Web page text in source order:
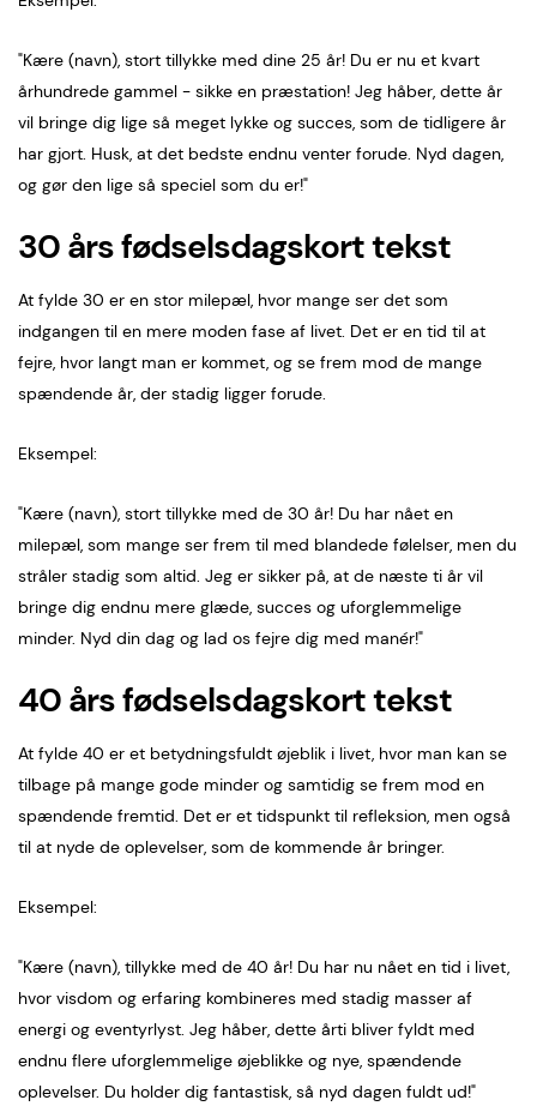
"Kære (navn), stort tillykke med dine 25 år! Du er nu et kvart
århundrede gammel - sikke en præstation! Jeg håber, dette år
vil bringe dig lige så meget lykke og succes, som de tidligere år
har gjort. Husk, at det bedste endnu venter forude. Nyd dagen,
og gør den lige så speciel som du er!"
30 års fødselsdagskort tekst
At fylde 30 er en stor milepæl, hvor mange ser det som
indgangen til en mere moden fase af livet. Det er en tid til at
fejre, hvor langt man er kommet, og se frem mod de mange
spændende år, der stadig ligger forude.
Eksempel:
"Kære (navn), stort tillykke med de 30 år! Du har nået en
milepæl, som mange ser frem til med blandede følelser, men du
stråler stadig som altid. Jeg er sikker på, at de næste ti år vil
bringe dig endnu mere glæde, succes og uforglemmelige
minder. Nyd din dag og lad os fejre dig med manér!"
40 års fødselsdagskort tekst
At fylde 40 er et betydningsfuldt øjeblik i livet, hvor man kan se
tilbage på mange gode minder og samtidig se frem mod en
spændende fremtid. Det er et tidspunkt til refleksion, men også
til at nyde de oplevelser, som de kommende år bringer.
Eksempel:
"Kære (navn), tillykke med de 40 år! Du har nu nået en tid i livet,
hvor visdom og erfaring kombineres med stadig masser af
energi og eventyrlyst. Jeg håber, dette årti bliver fyldt med
endnu flere uforglemmelige øjeblikke og nye, spændende
oplevelser. Du holder dig fantastisk, så nyd dagen fuldt ud!"